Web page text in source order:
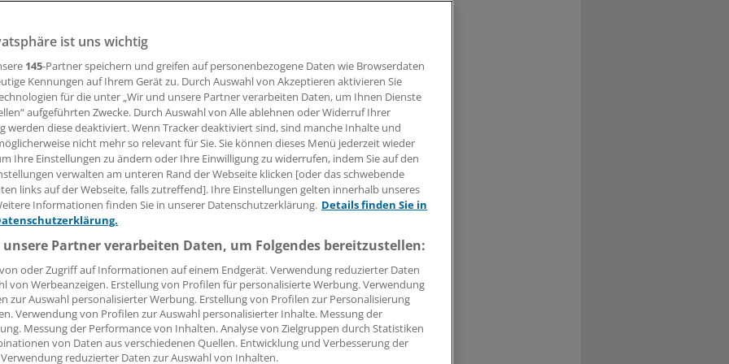
Einbußen bei Privatpatienten verkraften, wenn temporär keine
ist, so ein Landesarbeitsgericht.
Leserin, lieber Leser,
Beitrag können Sie lesen, sobald Sie sich eingeloggt haben.
Jetzt anmelden »
Kostenlos registrieren »
vergessen?
Problem beim Login?
ist mit wenigen Klicks erledigt und kostenlos.
des kostenlosen Login:
Analysen, Hintergründe und Infografiken
Interviews und Praxis-Tipps
auf allemedizinischen Berichte und Kommentare
ist uns wichtig
145-Partner speichern und greifen auf personenbezogene Daten wie Browserdaten
Kennungen auf Ihrem Gerät zu. Durch Auswahl von Akzeptieren aktivieren Sie
für die unter „Wir und unsere Partner verarbeiten Daten, um Ihnen Dienste
aufgeführten Zwecke. Durch Auswahl von Alle ablehnen oder Widerruf Ihrer
werden diese deaktiviert. Wenn Tracker deaktiviert sind, sind manche Inhalte und
nicht mehr so relevant für Sie. Sie können dieses Menü jederzeit wieder
Ihre Einstellungen zu ändern oder Ihre Einwilligung zu widerrufen, indem Sie auf den
verwalten am unteren Rand der Webseite klicken [oder das schwebende
links auf der Webseite, falls zutreffend]. Ihre Einstellungen gelten innerhalb unseres
Informationen finden Sie in unserer Datenschutzerklärung. Details finden Sie in
Partner verarbeiten Daten, um Folgendes bereitzustellen:
oder Zugriff auf Informationen auf einem Endgerät. Verwendung reduzierter Daten
von Werbeanzeigen. Erstellung von Profilen für personalisierte Werbung. Verwendung
zur Auswahl personalisierter Werbung. Erstellung von Profilen zur Personalisierung
Verwendung von Profilen zur Auswahl personalisierter Inhalte. Messung der
Messung der Performance von Inhalten. Analyse von Zielgruppen durch Statistiken
von Daten aus verschiedenen Quellen. Entwicklung und Verbesserung der
reduzierter Daten zur Auswahl von Inhalten.